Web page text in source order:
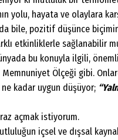
yolu, hayata ve olaylara
bile, pozitif düşünce
etkinliklerle sağlanabilir
bu konuyla ilgili, önemli
Memnuniyet Ölçeği gibi.
kadar uygun düşüyor;
istiyorum.
içsel ve dışsal